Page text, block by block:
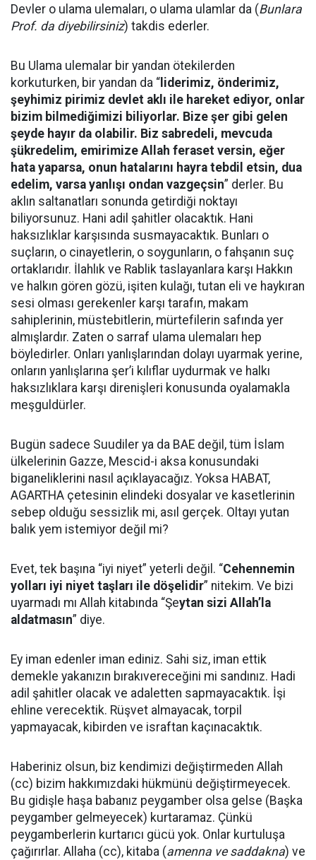
Devler o ulama ulemaları, o ulama ulamlar da (Bunlara
Prof. da diyebilirsiniz) takdis ederler.
Bu Ulama ulemalar bir yandan ötekilerden
korkuturken, bir yandan da “ liderimiz, önderimiz,
şeyhimiz pirimiz devlet aklı ile hareket ediyor, onlar
bizim bilmediğimizi biliyorlar. Bize şer gibi gelen
şeyde hayır da olabilir. Biz sabredeli, mevcuda
şükredelim, emirimize Allah feraset versin, eğer
hata yaparsa, onun hatalarını hayra tebdil etsin, dua
edelim, varsa yanlışı ondan vazgeçsin” derler. Bu
aklın saltanatları sonunda getirdiği noktayı
biliyorsunuz. Hani adil şahitler olacaktık. Hani
haksızlıklar karşısında susmayacaktık. Bunları o
suçların, o cinayetlerin, o soygunların, o fahşanın suç
ortaklarıdır. İlahlık ve Rablik taslayanlara karşı Hakkın
ve halkın gören gözü, işiten kulağı, tutan eli ve haykıran
sesi olması gerekenler karşı tarafın, makam
sahiplerinin, müstebitlerin, mürtefilerin safında yer
almışlardır. Zaten o sarraf ulama ulemaları hep
böyledirler. Onları yanlışlarından dolayı uyarmak yerine,
onların yanlışlarına şer’i kılıflar uydurmak ve halkı
haksızlıklara karşı direnişleri konusunda oyalamakla
meşguldürler.
Bugün sadece Suudiler ya da BAE değil, tüm İslam
ülkelerinin Gazze, Mescid-i aksa konusundaki
biganeliklerini nasıl açıklayacağız. Yoksa HABAT,
AGARTHA çetesinin elindeki dosyalar ve kasetlerinin
sebep olduğu sessizlik mi, asıl gerçek. Oltayı yutan
balık yem istemiyor değil mi?
Evet, tek başına “iyi niyet” yeterli değil. “Cehennemin
yolları iyi niyet taşları ile döşelidir” nitekim. Ve bizi
uyarmadı mı Allah kitabında “Şeytan sizi Allah’la
aldatmasın” diye.
Ey iman edenler iman ediniz. Sahi siz, iman ettik
demekle yakanızın bırakıvereceğini mi sandınız. Hadi
adil şahitler olacak ve adaletten sapmayacaktık. İşi
ehline verecektik. Rüşvet almayacak, torpil
yapmayacak, kibirden ve israftan kaçınacaktık.
Haberiniz olsun, biz kendimizi değiştirmeden Allah
(cc) bizim hakkımızdaki hükmünü değiştirmeyecek.
Bu gidişle haşa babanız peygamber olsa gelse (Başka
peygamber gelmeyecek) kurtaramaz. Çünkü
peygamberlerin kurtarıcı gücü yok. Onlar kurtuluşa
çağırırlar. Allaha (cc), kitaba (amenna ve saddakna) ve